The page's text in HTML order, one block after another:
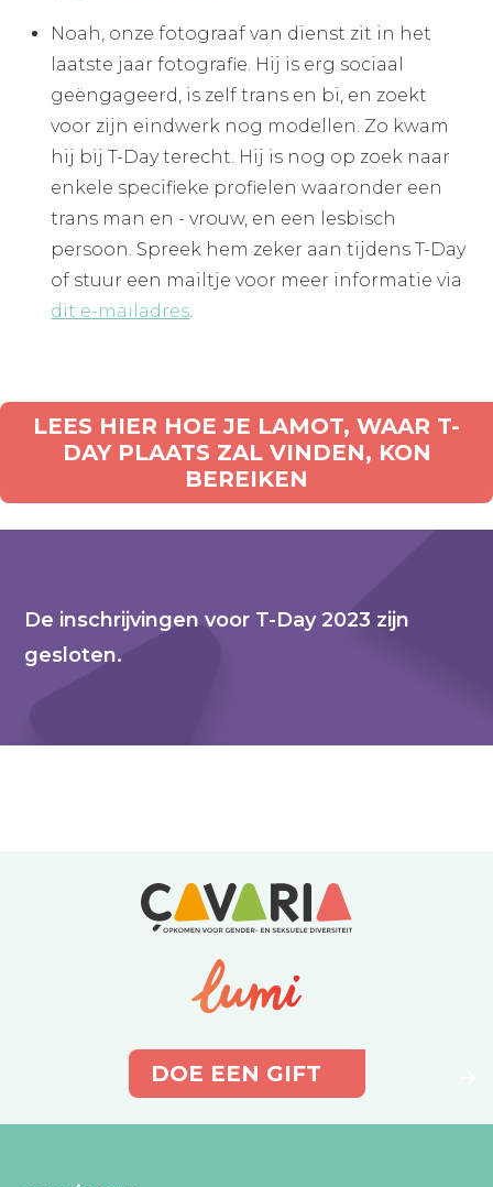
Noah, onze fotograaf van dienst zit in het
laatste jaar fotografie. Hij is erg sociaal
geëngageerd, is zelf trans en bi, en zoekt
voor zijn eindwerk nog modellen. Zo kwam
hij bij T-Day terecht. Hij is nog op zoek naar
enkele specifieke profielen waaronder een
trans man en - vrouw, en een lesbisch
persoon. Spreek hem zeker aan tijdens T-Day
of stuur een mailtje voor meer informatie via
dit e-mailadres
LEES HIER HOE JE LAMOT, WAAR T-
DAY PLAATS ZAL VINDEN, KON
BEREIKEN
De inschrijvingen voor T-Day 2023 zijn
gesloten.
DOE EEN GIFT